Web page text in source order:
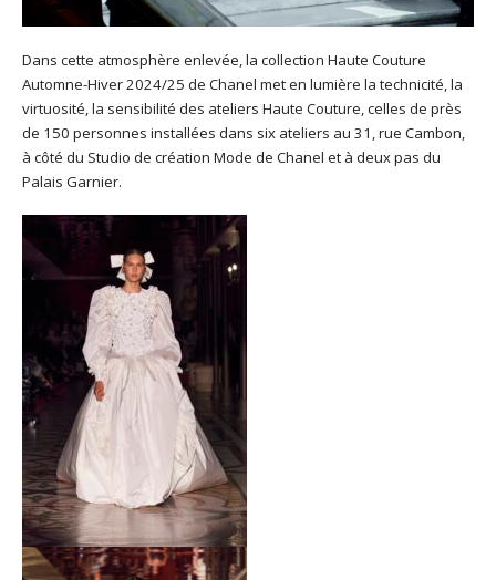
Dans cette atmosphère enlevée, la collection Haute Couture
Automne-Hiver 2024/25 de Chanel met en lumière la technicité, la
virtuosité, la sensibilité des ateliers Haute Couture, celles de près
de 150 personnes installées dans six ateliers au 31, rue Cambon,
à côté du Studio de création Mode de Chanel et à deux pas du
Palais Garnier.